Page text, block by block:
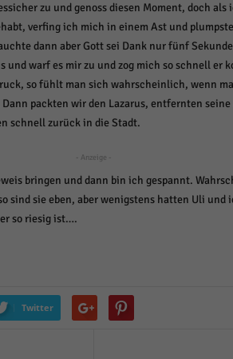
zu und genoss diesen Moment, doch
verfing ich mich in einem Ast und
dann aber Gott sei Dank nur fünf
und warf es mir zu und zog mich so schnell er
so fühlt man sich wahrscheinlich, wenn
packten wir den Lazarus, entfernten
schnell zurück in die Stadt.
- Anzeige -
bringen und dann bin ich gespannt.
sind sie eben, aber wenigstens hatten Uli und
so riesig ist….
Twitter